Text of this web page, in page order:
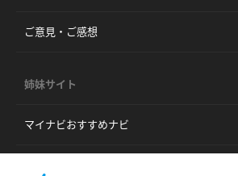
ご意見・ご感想
姉妹サイト
マイナビおすすめナビ